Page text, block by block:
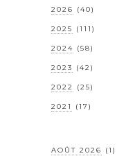
2026 (40)
2025 (111)
2024 (58)
2023 (42)
2022 (25)
2021 (17)
AOÛT 2026 (1)